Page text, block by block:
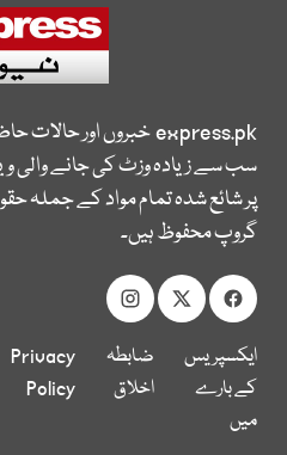
express.pkخبروں اور حالات
سب سے زیادہ وزٹ کی جانے
پر شائع شدہ تمام مواد کے جملہ
گروپ محفوظ ہیں۔
ایکسپریس
کے بارے
میں
ضابطہ
اخلاق
Privacy
Policy